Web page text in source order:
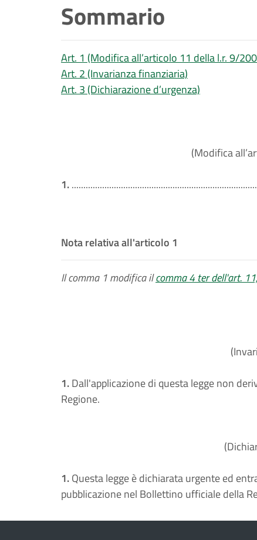
Sommario
Art. 1 (Modifica all’articolo 11 della l.r. 9/
Art. 2 (Invarianza finanziaria)
Art. 3 (Dichiarazione d’urgenza)
(Modifica
1.
Nota relativa all'articolo 1
Il comma 1 modifica ilcomma 4 ter dell'art.
1.Dall'applicazione di questa legge non
Regione.
1.Questa legge è dichiarata urgente ed
pubblicazione nel Bollettino ufficiale della